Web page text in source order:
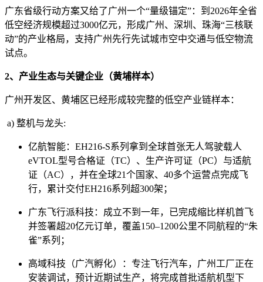
广东省级行动方案又给了广州一个“量级锚定”：到2026年全省
低空经济规模超过3000亿元，形成广州、深圳、珠海“三核联
动”的产业格局，支持广州先行先试城市空中交通与低空物流
试点。
2、产业生态与关键企业（黄埔样本）
广州开发区、黄埔区已经形成较完整的低空产业链样本：
a) 整机与龙头:
亿航智能：EH216-S系列拿到全球首张无人驾驶载人
eVTOL型号合格证（TC）、生产许可证（PC）与适航
证（AC），并在全球21个国家、40多个运营点完成飞
行，累计交付EH216系列超300架；
广东飞行派科技：成立不到一年，已完成缩比样机首飞
并签署超20亿元订单，覆盖150–1200公里不同航程的“朱
雀”系列；
高域科技（广汽孵化）：专注飞行汽车，广州工厂正在
安装调试，预计近期试生产，将完成首批适航机型下